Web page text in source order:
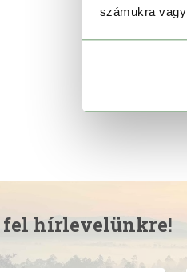
számukra
fel hírlevelünkre!